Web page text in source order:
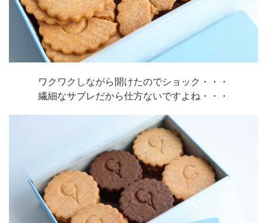
ワクワクしながら開けたのでショック・・・
繊細なサブレだから仕方ないですよね・・・